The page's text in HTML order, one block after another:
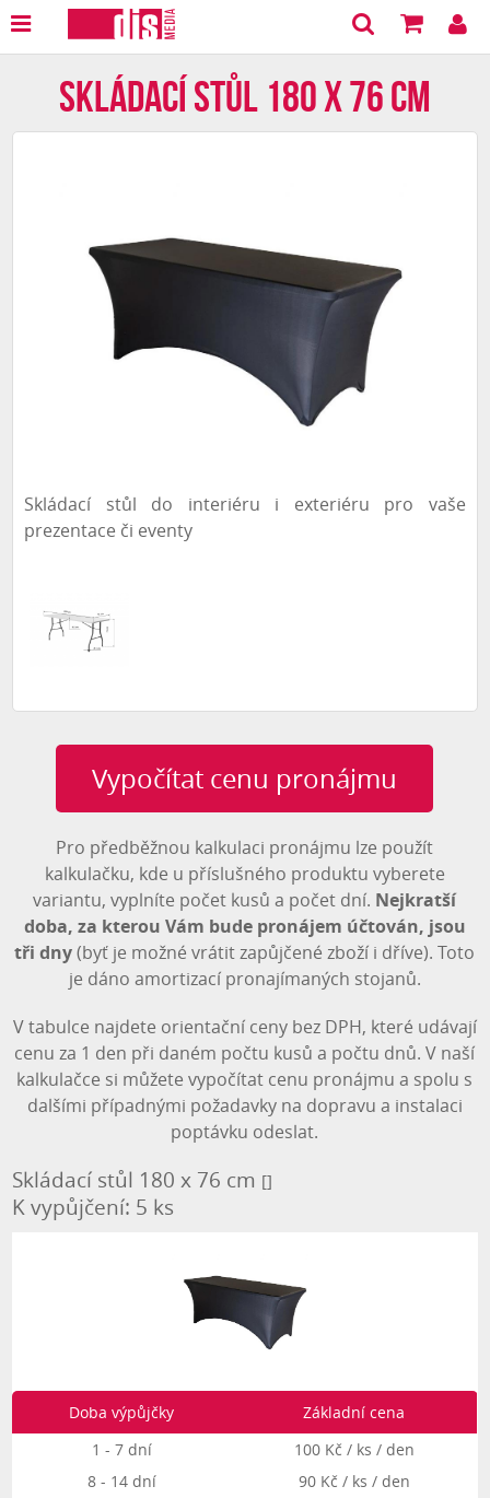
Skládací stůl 180 x 76 cm
Skládací stůl do interiéru i exteriéru pro vaše
prezentace či eventy
Vypočítat cenu pronájmu
Skládací stůl 180 x 76 cm
Doba výpůjčky
1 - 7 dní
22 a více dní
70 Kč / ks / den
Půjčit od:
Půjčit do:
Název varianty:
Cena/ks: N/AKč/den + DPH
Počet ks:
Cena pronájmu celkem*:N/AKč+
Zpět Přejít k odeslání poptávky
* jedná se o cenu bez dopravy a stavby
Chci zařídit instalaci vypůjčených produktů
Fakturační adresa
Jméno a
Děkujeme za Vaši poptávku, budeme Vás
kontaktovat v nejbližší možné době.
Nyní můžete toto okno zavřít.
Pro předběžnou kalkulaci pronájmu lze použít
kalkulačku, kde u příslušného produktu vyberete
variantu, vyplníte počet kusů a počet dní. Nejkratší
doba, za kterou Vám bude pronájem účtován, jsou
tři dny(byť je možné vrátit zapůjčené zboží i dříve). Toto
je dáno amortizací pronajímaných stojanů.
V tabulce najdete orientační ceny bez DPH, které udávají
cenu za 1 den při daném počtu kusů a počtu dnů. V naší
kalkulačce si můžete vypočítat cenu pronájmu a spolu s
dalšími případnými požadavky na dopravu a instalaci
poptávku odeslat.
Skládací stůl 180 x 76 cm []
K vypůjčení: 5 ks
Doba výpůjčky
Základní cena
1 - 7 dní
100 Kč / ks / den
8 - 14 dní
90 Kč / ks / den